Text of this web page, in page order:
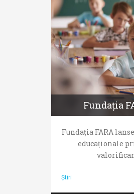
Fundația
Fundația FARA
educaționale
Știri